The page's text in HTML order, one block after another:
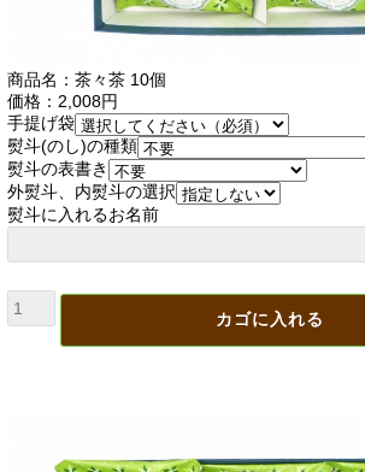
商品名：茶々茶 10個
価格：2,008円
手提げ袋
熨斗(のし)の種類
熨斗の表書き
外熨斗、内熨斗の選択
熨斗に入れるお名前